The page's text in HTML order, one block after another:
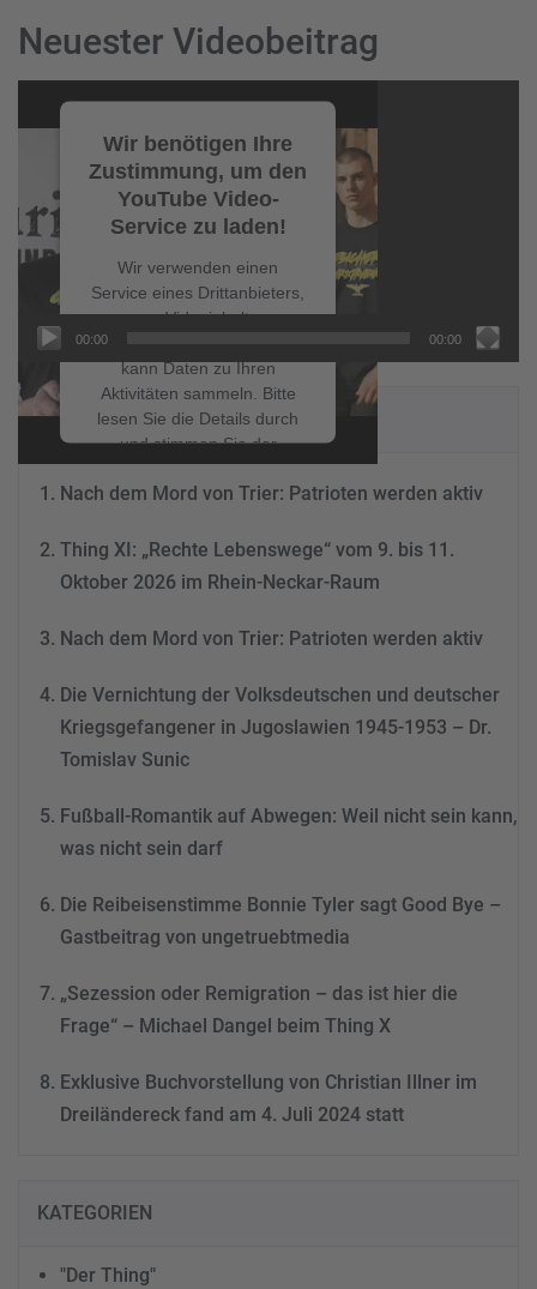
Neuester Videobeitrag
Player
Wir benötigen Ihre
Zustimmung, um den
YouTube Video-
Service zu laden!
Wir verwenden einen
Service eines Drittanbieters,
um Videoinhalte
einzubetten. Dieser Service
kann Daten zu Ihren
Aktivitäten sammeln. Bitte
lesen Sie die Details durch
und stimmen Sie der
Nutzung des Service zu, um
dieses Video anzusehen.
Mehr Informationen
Consent Management
&
00:00 00:00
NEUESTE BEITRÄGE
Nach dem Mord von Trier: Patrioten werden aktiv
Thing XI: „Rechte Lebenswege“ vom 9. bis 11.
Oktober 2026 im Rhein-Neckar-Raum
Nach dem Mord von Trier: Patrioten werden aktiv
Die Vernichtung der Volksdeutschen und deutscher
Kriegsgefangener in Jugoslawien 1945-1953 – Dr.
Tomislav Sunic
Fußball-Romantik auf Abwegen: Weil nicht sein kann,
was nicht sein darf
Die Reibeisenstimme Bonnie Tyler sagt Good Bye –
Gastbeitrag von ungetruebtmedia
„Sezession oder Remigration – das ist hier die
Frage“ – Michael Dangel beim Thing X
Exklusive Buchvorstellung von Christian Illner im
Dreiländereck fand am 4. Juli 2024 statt
KATEGORIEN
"Der Thing"